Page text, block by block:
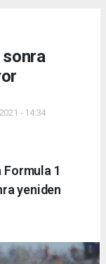
sonra
- 14:34
Formula 1
yeniden